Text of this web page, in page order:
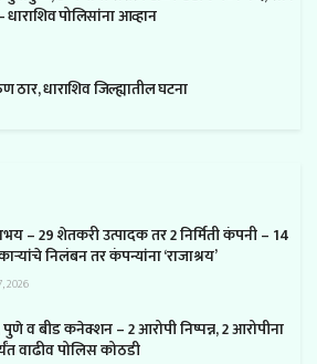
पोलिसांना आव्हान
धाराशिव जिल्ह्यातील घटना
– 29 शेतकरी उत्पादक तर 2 निर्मिती कंपनी – 14
निलंबन तर कंपन्यांना ‘राजाश्रय’
2026
पुणे व बीड कनेक्शन – 2 आरोपी निष्पन्न, 2 आरोपीना
वाढीव पोलिस कोठडी